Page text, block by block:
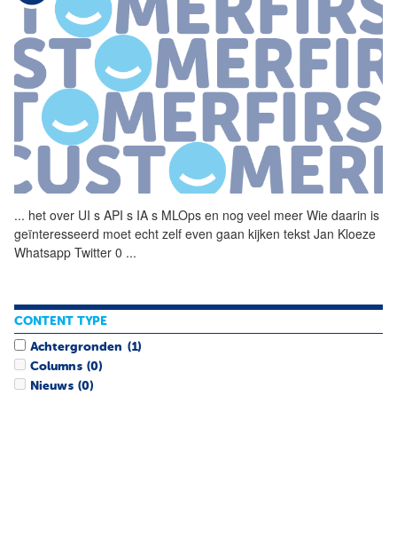
... het over UI s API s IA s MLOps en nog veel meer Wie daarin is
geïnteresseerd moet echt zelf even gaan kijken tekst Jan Kloeze
Whatsapp Twitter 0 ...
CONTENT TYPE
Achtergronden (1)
Columns (0)
Nieuws (0)